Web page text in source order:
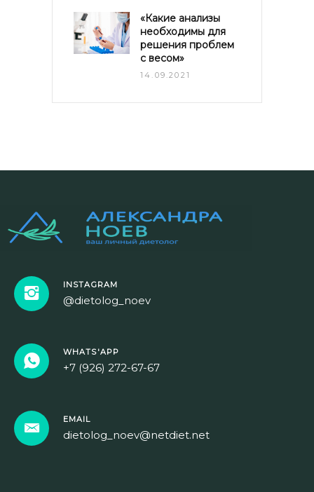
«Какие анализы
необходимы для
решения проблем
с весом»
14.09.2021
INSTAGRAM
@dietolog_noev
WHATS'APP
+7 (926) 272-67-67
EMAIL
dietolog_noev@netdiet.net